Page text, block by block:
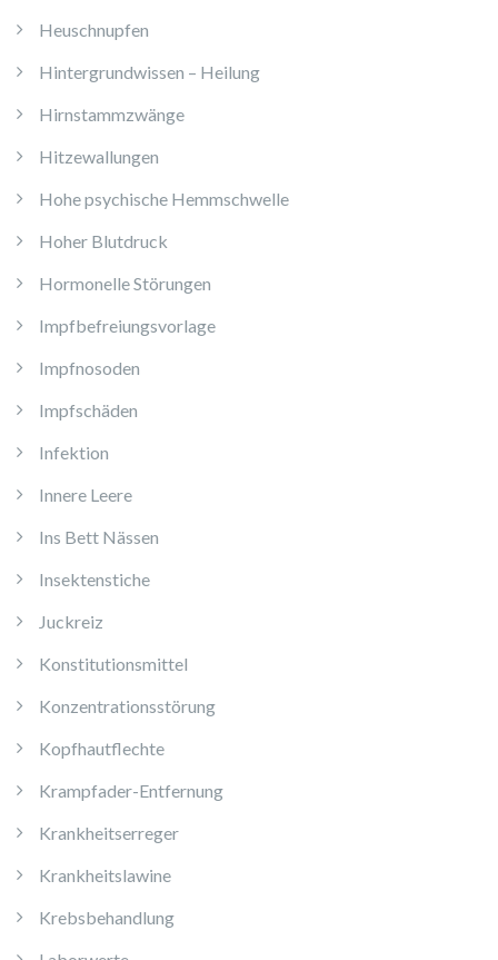
Heuschnupfen
Hintergrundwissen – Heilung
Hirnstammzwänge
Hitzewallungen
Hohe psychische Hemmschwelle
Hoher Blutdruck
Hormonelle Störungen
Impfbefreiungsvorlage
Impfnosoden
Impfschäden
Infektion
Innere Leere
Ins Bett Nässen
Insektenstiche
Juckreiz
Konstitutionsmittel
Konzentrationsstörung
Kopfhautflechte
Krampfader-Entfernung
Krankheitserreger
Krankheitslawine
Krebsbehandlung